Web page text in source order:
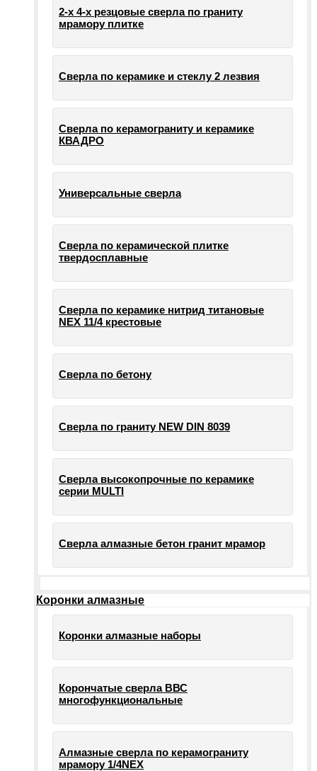
2-х 4-х резцовые сверла по граниту
мрамору плитке
Сверла по керамике и стеклу 2 лезвия
Сверла по керамограниту и керамике
КВАДРО
Универсальные сверла
Сверла по керамической плитке
твердосплавные
Сверла по керамике нитрид титановые
NEX 11/4 крестовые
Сверла по бетону
Сверла по граниту NEW DIN 8039
Сверла высокопрочные по керамике
серии MULTI
Сверла алмазные бетон гранит мрамор
Коронки алмазные
Коронки алмазные наборы
Корончатые сверла ВВС
многофункциональные
Алмазные сверла по керамограниту
мрамору 1/4NEX